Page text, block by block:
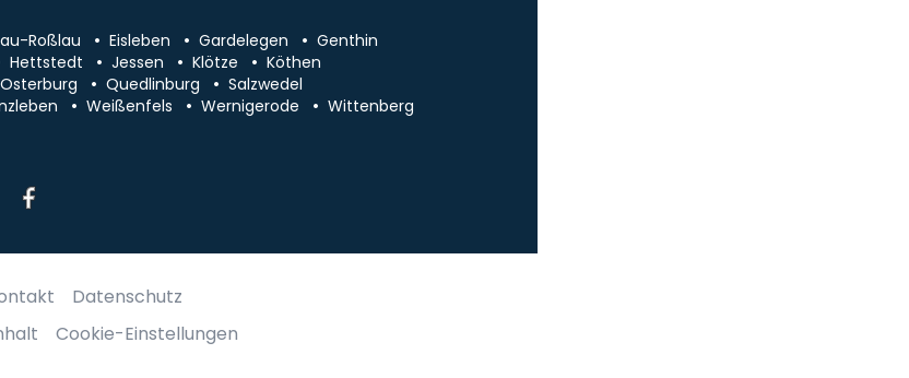
Roßlau Eisleben Gardelegen
Genthin
Hettstedt Jessen Klötze
Köthen
Osterburg Quedlinburg
Salzwedel
Weißenfels Wernigerode
Wittenberg
Datenschutz
Cookie-Einstellungen